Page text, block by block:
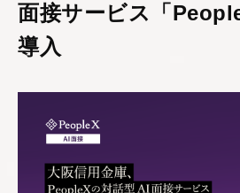
自然な対話"で候補者の
す、認知度No.1の「対
話型AI面接サービス」
です。
面接サービス「
導入